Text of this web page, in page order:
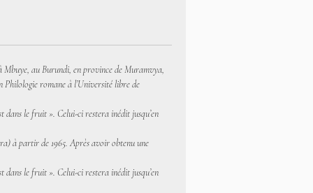
Mbuye, au Burundi, en province de Muramvya,
Philologie romane à l’Université libre de
dans le fruit ». Celui-ci restera inédit jusqu’en
à partir de 1965. Après avoir obtenu une
dans le fruit ». Celui-ci restera inédit jusqu’en